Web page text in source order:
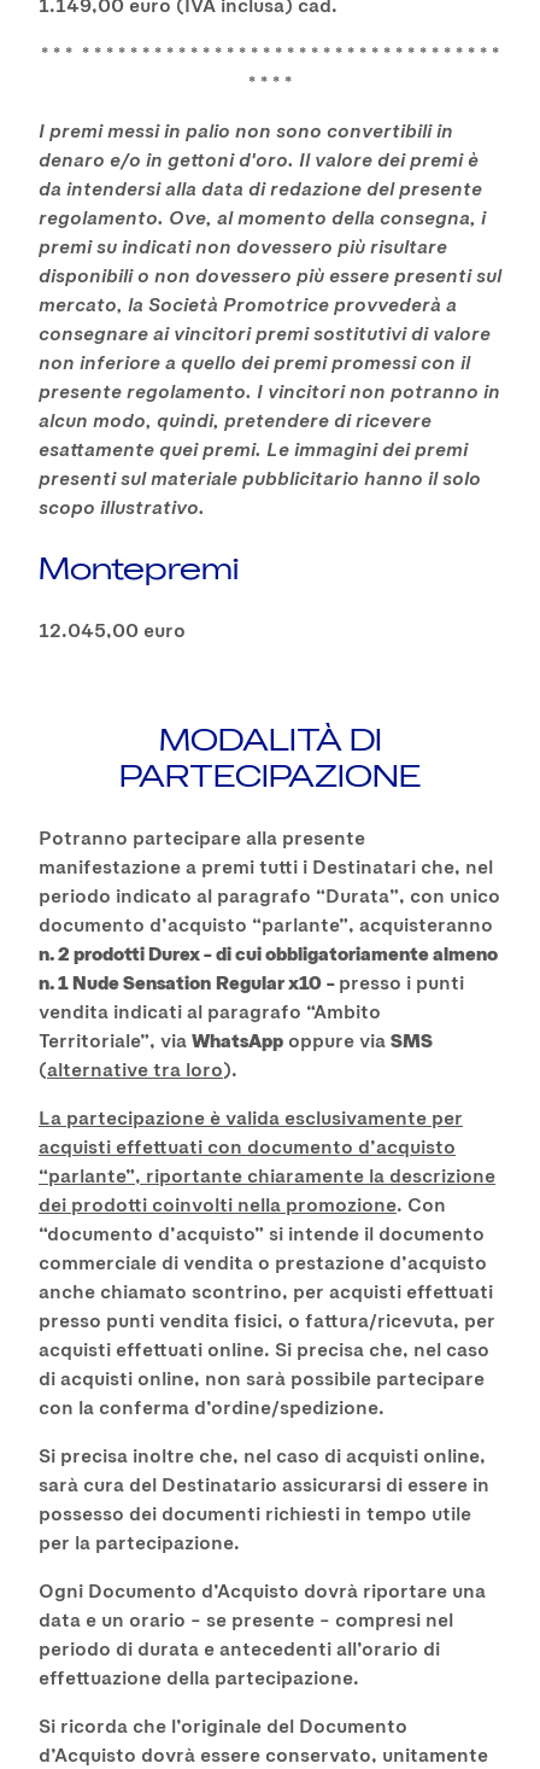
* * * * * * * * * * * * * * * * * * * * * * * * * * * * * * * * * * * * * *
* * * *
I premi messi in palio non sono convertibili in
denaro e/o in gettoni d'oro. Il valore dei premi è
da intendersi alla data di redazione del presente
regolamento. Ove, al momento della consegna, i
premi su indicati non dovessero più risultare
disponibili o non dovessero più essere presenti sul
mercato, la Società Promotrice provvederà a
consegnare ai vincitori premi sostitutivi di valore
non inferiore a quello dei premi promessi con il
presente regolamento. I vincitori non potranno in
alcun modo, quindi, pretendere di ricevere
esattamente quei premi. Le immagini dei premi
presenti sul materiale pubblicitario hanno il solo
scopo illustrativo.
Montepremi
12.045,00 euro
MODALITÀ DI
PARTECIPAZIONE
Potranno partecipare alla presente
manifestazione a premi tutti i Destinatari che, nel
periodo indicato al paragrafo “Durata”, con unico
documento d’acquisto “parlante”, acquisteranno
n. 2 prodotti Durex – di cui obbligatoriamente almeno
n. 1 Nude Sensation Regular x10 – presso i punti
vendita indicati al paragrafo “Ambito
Territoriale”, via WhatsApp oppure via SMS
(alternative tra loro).
La partecipazione è valida esclusivamente per
acquisti effettuati con documento d’acquisto
“parlante”, riportante chiaramente la descrizione
dei prodotti coinvolti nella promozione. Con
“documento d’acquisto” si intende il documento
commerciale di vendita o prestazione d’acquisto
anche chiamato scontrino, per acquisti effettuati
presso punti vendita fisici, o fattura/ricevuta, per
acquisti effettuati online. Si precisa che, nel caso
di acquisti online, non sarà possibile partecipare
con la conferma d’ordine/spedizione.
Si precisa inoltre che, nel caso di acquisti online,
sarà cura del Destinatario assicurarsi di essere in
possesso dei documenti richiesti in tempo utile
per la partecipazione.
Ogni Documento d’Acquisto dovrà riportare una
data e un orario – se presente – compresi nel
periodo di durata e antecedenti all’orario di
effettuazione della partecipazione.
Si ricorda che l’originale del Documento
d’Acquisto dovrà essere conservato, unitamente